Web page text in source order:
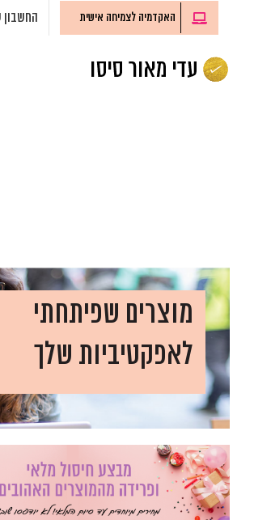
האקדמיה לצמיחה אישית החשבון
מוצרים שפיתחתי
לאפקטיביות שלך